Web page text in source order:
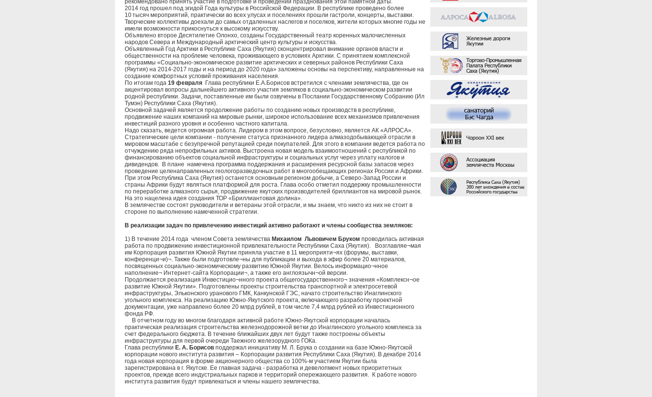
рекомендовано принять участие в подготовке и проведении празднования этой памятной даты.
2014 год прошел под эгидой Года культуры в Российской Федерации. В республике проведено более
10 тысяч мероприятий, практически во всех улусах и поселениях прошли гастроли, концерты, выставки.
Творческие коллективы доехали до самых отдаленных наслегов и поселков, жители которых многие годы не
имели возможности прикоснуться к высокому искусству.
Объявлено второе Десятилетие Олонхо, созданы Государственный театр коренных малочисленных
народов Севера и Международный арктический центр культуры и искусства.
Объявленный Год Арктики в Республике Саха (Якутия) сконцентрировал внимание органов власти и
общественности на проблеме человека, проживающего в условиях Арктики. С принятием комплексной
программы «Социально-экономическое развитие арктических и северных районов Республики Саха
(Якутия) на 2014-2017 годы и на период до 2020 года» заложены основы на перспективу, направленные на
создание комфортных условий проживания населения.
По итогам года 19 февраля Глава республики Е.А.Борисов встретился с членами землячества, где он
акцентировал вопросы дальнейшего активного участия земляков в социально-экономическом развитии
родной республики. Задачи, поставленные им были озвучены в Послании Государственному Собранию (Ил
Тумэн) Республики Саха (Якутия).
Основной задачей является продолжение работы по созданию новых производств в республике,
продвижение наших компаний на мировые рынки, широкое использование всех механизмов привлечения
инвестиций разного уровня и особенно частного капитала.
Надо сказать, ведется огромная работа. Лидером в этом вопросе, безусловно, является АК «АЛРОСА».
Стратегические цели компании - получение статуса признанного лидера алмазодобывающей отрасли в
мировом масштабе с безупречной репутацией среди покупателей. Для этого в компании ведется работа по
отчуждению ряда непрофильных активов. Выстроена новая модель взаимоотношений с республикой по
финансированию объектов социальной инфраструктуры и социальных услуг через уплату налогов и
дивидендов. В плане намечена программа поддержания и расширения ресурсной базы запасов через
проведение целенаправленных геологоразведочных работ в многообещающих регионах России и Африки.
При этом Республика Саха (Якутия) останется основным регионом добычи, а Северо-Запад России и
страны Африки будут являться платформой для роста. Глава особо отметил поддержку промышленности
по переработке алмазного сырья, продвижение якутских производителей бриллиантов на мировой рынок.
На это нацелена идея создания ТОР «Бриллиантовая долина».
В землячестве состоят руководители и ветераны этой отрасли, и мы знаем, что никто из них не стоит в
стороне по выполнению намеченной стратегии.
В реализации задач по привлечению инвестиций активно работают и члены сообщества земляков:
1) В течение 2014 года членом Совета землячества Михаилом Львовичем Бруком проводилась активная
работа по продвижению инвестиционной привлекательности Республики Саха (Якутия). Возглавляе¬мая
им Корпорация развития Южной Якутии приняла участие в 11 мероприяти¬ях (форумы, выставки,
конференци¬и)¬. Также были подготовле¬ны для публикации и выхода в эфир более 20 материалов,
посвященных социально-экономическому развитию Южной Якутии. Велось информацио¬нное
наполнение¬ Интернет-сайта Корпорации¬, а также его англоязычн¬ой версии.
Продолжается реализация Инвестицио¬нного проекта общегосударственного¬ значения «Комплексн¬ое
развитие Южной Якутии». Подготовлены проекты строительства транспортной и электросетевой
инфраструктуры, Эльконского уранового ГМК, Канкунской ГЭС, начато строительство Инаглинского
угольного комплекса. На реализацию Южно-Якутского проекта, включающего разработку проектной
документации, уже направлено более 20 млрд рублей, в том числе 7,4 млрд рублей из Инвестиционного
фонда РФ.
В отчетном году во многом благодаря активной работе Южно-Якутской корпорации началась
практическая реализация строительства железнодорожной ветки до Инаглинского угольного комплекса за
счет федерального бюджета. В течение ближайших двух лет будут также построены объекты
инфраструктуры для первой очереди Таежного железорудного ГОКа.
Глава республики Е. А. Борисов поддержал инициативу М. Л. Брука о создании на базе Южно-Якутской
корпорации нового института развития – Корпорации развития Республики Саха (Якутия). В декабре 2014
года новая корпорация в форме акционерного общества со 100%-м участием Якутии была
зарегистрирована в г. Якутске. Ее главная задача - разработка и девелопмент новых приоритетных
проектов, прежде всего индустриальных парков и территорий опережающего развития. К работе нового
института развития будут привлекаться и члены нашего землячества.